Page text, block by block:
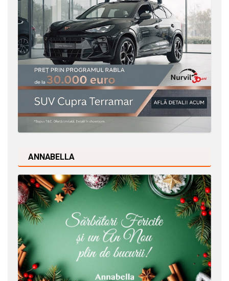
ANNABELLA